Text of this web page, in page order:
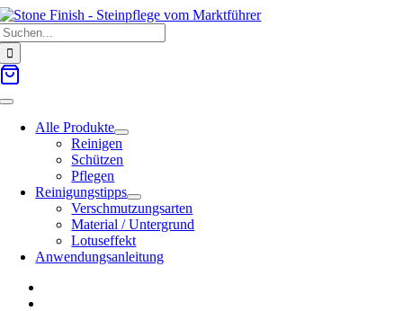
Zum
Inhalt
springen
Toggle
NavigationAlle Produkte
Reinigen
Schützen
Pflegen
Reinigungstipps
Verschmutzungsarten
Material / Untergrund
Lotuseffekt
Anwendungsanleitung